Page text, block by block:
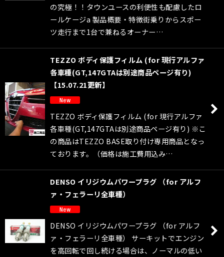
の究極！！タウンユースの利便性も配慮したロ
ールケージa 製品概要・特徴街乗りからスポー
ツ走行まで1台で兼ねるオーナー…
TEZZO ボディ保護フィルム (for 現行アルファ
各車種(GT,147GTAは別途商品ページ有り)
【15.07.21更新】
TEZZO ボディ保護フィルム (for 現行アルファ
各車種(GT,147GTAは別途商品ページ有り) ※こ
の商品はTEZZO BASE取り付け専用商品となっ
ております。（価格は施工費用込み…
DENSO イリジウムパワープラグ （for アルフ
ァ・フェラーリ全車種）
DENSO イリジウムパワープラグ （for アルフ
ァ・フェラーリ全車種） サーキットでエンジン
を高回転で回し続ける場合は、ノーマルの低い